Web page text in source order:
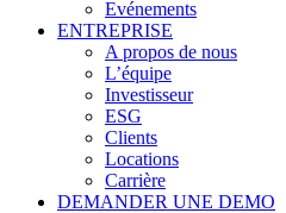
Evénements
ENTREPRISE
A propos de nous
L’équipe
Investisseur
ESG
Clients
Locations
Carrière
DEMANDER UNE DEMO